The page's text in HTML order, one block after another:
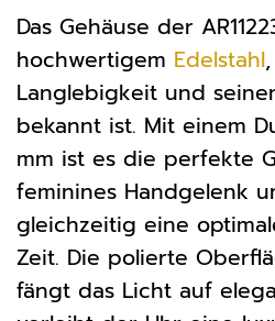
Das Gehäuse der
hochwertigem Edelstahl
Langlebigkeit und
bekannt ist. Mit einem
mm ist es die perfekte
feminines Handgelenk
gleichzeitig eine
Zeit. Die polierte
fängt das Licht auf